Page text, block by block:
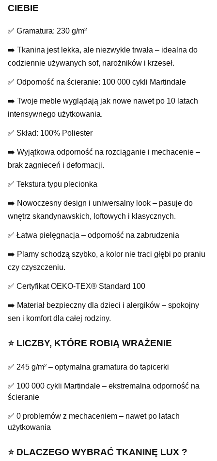
CIEBIE
✅ Gramatura: 230 g/m²
➡️ Tkanina jest lekka, ale niezwykle trwała – idealna do
codziennie używanych sof, narożników i krzeseł.
✅ Odporność na ścieranie: 100 000 cykli Martindale
➡️ Twoje meble wyglądają jak nowe nawet po 10 latach
intensywnego użytkowania.
✅ Skład: 100% Poliester
➡️ Wyjątkowa odporność na rozciąganie i mechacenie –
brak zagnieceń i deformacji.
✅ Tekstura typu plecionka
➡️ Nowoczesny design i uniwersalny look – pasuje do
wnętrz skandynawskich, loftowych i klasycznych.
✅ Łatwa pielęgnacja – odporność na zabrudzenia
➡️ Plamy schodzą szybko, a kolor nie traci głębi po praniu
czy czyszczeniu.
✅ Certyfikat OEKO-TEX® Standard 100
➡️ Materiał bezpieczny dla dzieci i alergików – spokojny
sen i komfort dla całej rodziny.
⭐️ LICZBY, KTÓRE ROBIĄ WRAŻENIE
✅ 245 g/m² – optymalna gramatura do tapicerki
✅ 100 000 cykli Martindale – ekstremalna odporność na
ścieranie
✅ 0 problemów z mechaceniem – nawet po latach
użytkowania
⭐️ DLACZEGO WYBRAĆ TKANINĘ LUX ?